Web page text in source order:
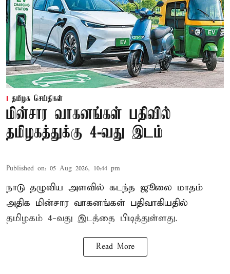
தமிழக செய்திகள்
மின்சார வாகனங்கள் பதிவில்
தமிழகத்துக்கு 4-வது இடம்
Published on: 05 Aug 2026, 10:44 pm
நாடு தழுவிய அளவில் கடந்த ஜூலை மாதம்
அதிக மின்சார வாகனங்கள் பதிவாகியதில்
தமிழகம் 4-வது இடத்தை பிடித்துள்ளது.
Read More